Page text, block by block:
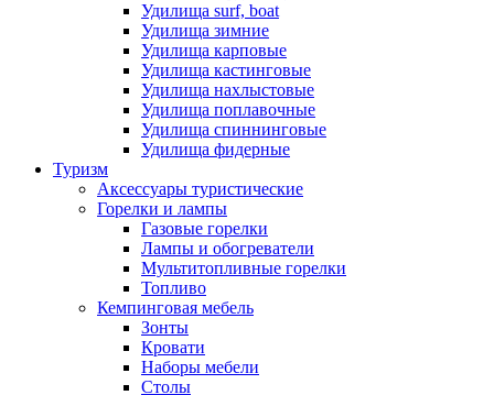
Удилища surf, boat
Удилища зимние
Удилища карповые
Удилища кастинговые
Удилища нахлыстовые
Удилища поплавочные
Удилища спиннинговые
Удилища фидерные
Туризм
Аксессуары туристические
Горелки и лампы
Газовые горелки
Лампы и обогреватели
Мультитопливные горелки
Топливо
Кемпинговая мебель
Зонты
Кровати
Наборы мебели
Столы